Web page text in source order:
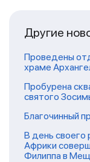
Другие
Проведены
храме
Пробурена
святого
Благочинный
В день своего
Африки
Филиппа в